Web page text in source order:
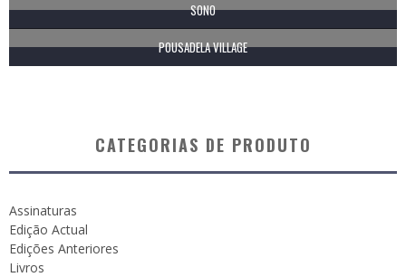
SONO
POUSADELA VILLAGE
CATEGORIAS DE PRODUTO
Assinaturas
Edição Actual
Edições Anteriores
Livros